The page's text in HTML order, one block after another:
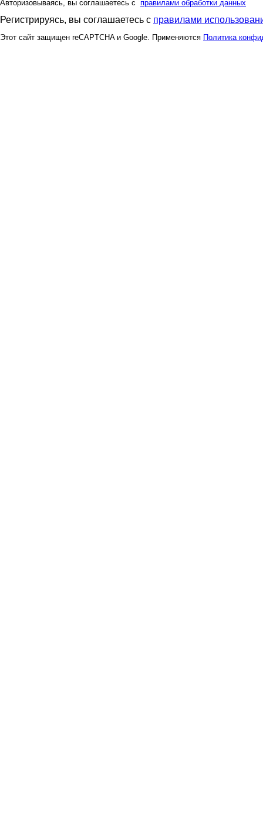
Авторизовываясь, вы соглашаетесь с правилами обработки данных
Регистрируясь, вы соглашаетесь с правилами
Этот сайт защищен reCAPTCHA и Google. Применяются Политика